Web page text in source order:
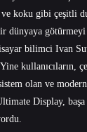
koku gibi çeşitli
dünyaya götürmeyi
bilimci Ivan
kullanıcıların,
olan ve modern
Display,